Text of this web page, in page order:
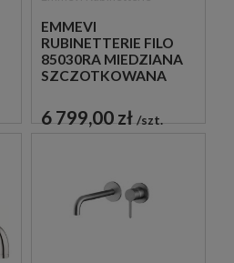
EMMEVI
RUBINETTERIE FILO
85030RA MIEDZIANA
SZCZOTKOWANA
BATERIA WANNOWA
6 799,00 zł szt.